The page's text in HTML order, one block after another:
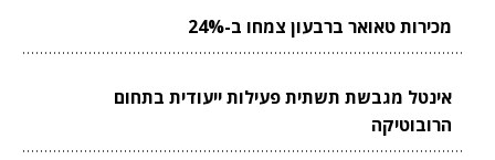
מכירות טאואר ברבעון צמחו ב-24%
אינטל מגבשת תשתית פעילות ייעודית בתחום
הרובוטיקה